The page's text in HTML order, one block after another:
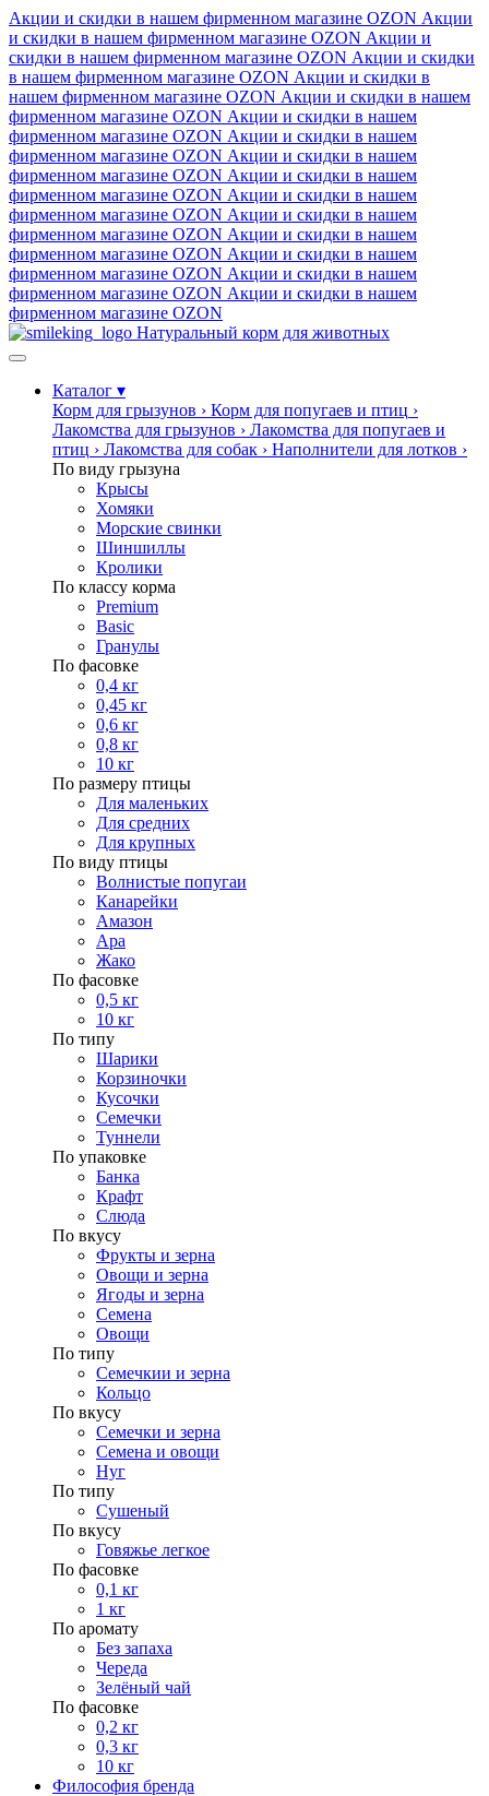
Акции и скидки в нашем фирменном магазине OZON Акции
и скидки в нашем фирменном магазине OZON Акции и
скидки в нашем фирменном магазине OZON Акции и скидки
в нашем фирменном магазине OZON Акции и скидки в
нашем фирменном магазине OZON Акции и скидки в нашем
фирменном магазине OZON Акции и скидки в нашем
фирменном магазине OZON Акции и скидки в нашем
фирменном магазине OZON Акции и скидки в нашем
фирменном магазине OZON Акции и скидки в нашем
фирменном магазине OZON Акции и скидки в нашем
фирменном магазине OZON Акции и скидки в нашем
фирменном магазине OZON Акции и скидки в нашем
фирменном магазине OZON Акции и скидки в нашем
фирменном магазине OZON Акции и скидки в нашем
фирменном магазине OZON Акции и скидки в нашем
фирменном магазине OZON
Натуральный корм для животных
Каталог ▾
Корм для грызунов › Корм для попугаев и птиц ›
Лакомства для грызунов › Лакомства для попугаев и
птиц › Лакомства для собак › Наполнители для лотков ›
По виду грызуна
Крысы
Хомяки
Морские свинки
Шиншиллы
Кролики
По классу корма
Premium
Basic
Гранулы
По фасовке
0,4 кг
0,45 кг
0,6 кг
0,8 кг
10 кг
По размеру птицы
Для маленьких
Для средних
Для крупных
По виду птицы
Волнистые попугаи
Канарейки
Амазон
Ара
Жако
По фасовке
0,5 кг
10 кг
По типу
Шарики
Корзиночки
Кусочки
Семечки
Туннели
По упаковке
Банка
Крафт
Слюда
По вкусу
Фрукты и зерна
Овощи и зерна
Ягоды и зерна
Семена
Овощи
По типу
Семечкии и зерна
Кольцо
По вкусу
Семечки и зерна
Семена и овощи
Нуг
По типу
Сушеный
По вкусу
Говяжье легкое
По фасовке
0,1 кг
1 кг
По аромату
Без запаха
Череда
Зелёный чай
По фасовке
0,2 кг
0,3 кг
10 кг
Философия бренда